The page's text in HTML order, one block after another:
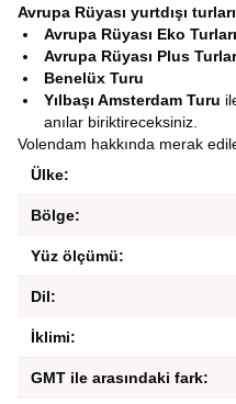
Avrupa Rüyası yurtdışı turları
Avrupa Rüyası Eko Turları
Avrupa Rüyası Plus
Benelüx Turu
Yılbaşı Amsterdam Turu
anılar biriktireceksiniz.
Volendam hakkında merak
Ülke:
Bölge:
Yüz ölçümü:
Dil:
İklimi:
GMT ile arasındaki fark: